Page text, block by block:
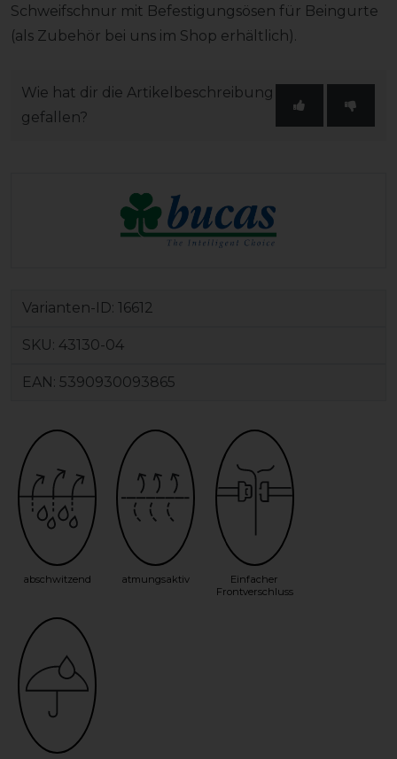
Schweifschnur mit Befestigungsösen für Beingurte
(als Zubehör bei uns im Shop erhältlich).
Wie hat dir die Artikelbeschreibung
gefallen?
Varianten-ID: 16612
SKU: 43130-04
EAN: 5390930093865
abschwitzend atmungsaktiv
Einfacher
Frontverschluss